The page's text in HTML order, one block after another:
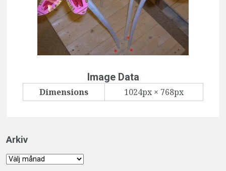
Image Data
Dimensions 1024px × 768px
Arkiv
Arkiv